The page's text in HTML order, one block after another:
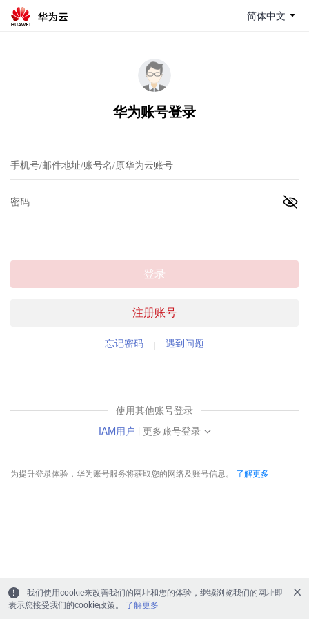
简体中文
华为账号登录
注册账号
登录
忘记密码 遇到问题
使用其他账号登录
IAM用户 | 更多账号登录
为提升登录体验，华为账号服务将获取您的网络及账号信息。 了解更多
我们使用cookie来改善我们的网址和您的体验，继续浏览我们的网址即
表示您接受我们的cookie政策。
了解更多